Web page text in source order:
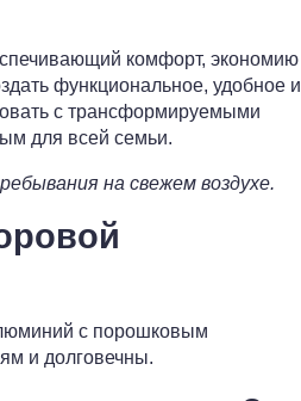
комфорт, экономию
функциональное, удобное и
с трансформируемыми
для всей семьи.
на свежем воздухе.
с порошковым
и долговечны.